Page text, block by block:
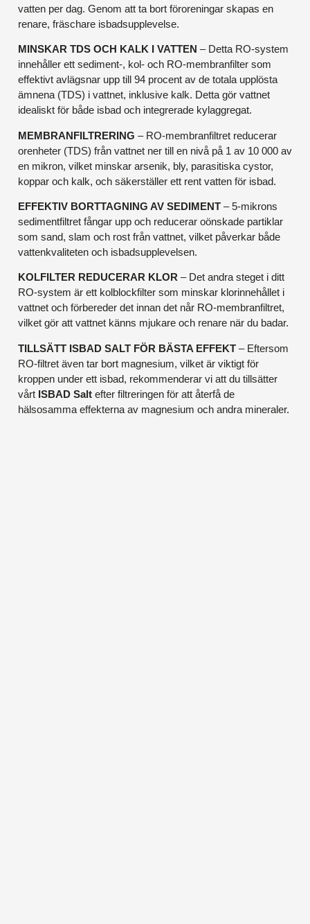
vatten per dag. Genom att ta bort föroreningar skapas en
renare, fräschare isbadsupplevelse.
MINSKAR TDS OCH KALK I VATTEN – Detta RO-system
innehåller ett sediment-, kol- och RO-membranfilter som
effektivt avlägsnar upp till 94 procent av de totala upplösta
ämnena (TDS) i vattnet, inklusive kalk. Detta gör vattnet
idealiskt för både isbad och integrerade kylaggregat.
MEMBRANFILTRERING – RO-membranfiltret reducerar
orenheter (TDS) från vattnet ner till en nivå på 1 av 10 000 av
en mikron, vilket minskar arsenik, bly, parasitiska cystor,
koppar och kalk, och säkerställer ett rent vatten för isbad.
EFFEKTIV BORTTAGNING AV SEDIMENT – 5-mikrons
sedimentfiltret fångar upp och reducerar oönskade partiklar
som sand, slam och rost från vattnet, vilket påverkar både
vattenkvaliteten och isbadsupplevelsen.
KOLFILTER REDUCERAR KLOR – Det andra steget i ditt
RO-system är ett kolblockfilter som minskar klorinnehållet i
vattnet och förbereder det innan det når RO-membranfiltret,
vilket gör att vattnet känns mjukare och renare när du badar.
TILLSÄTT ISBAD SALT FÖR BÄSTA EFFEKT – Eftersom
RO-filtret även tar bort magnesium, vilket är viktigt för
kroppen under ett isbad, rekommenderar vi att du tillsätter
vårt ISBAD Salt efter filtreringen för att återfå de
hälsosamma effekterna av magnesium och andra mineraler.